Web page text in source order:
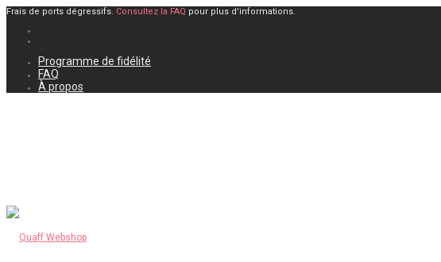
Frais de ports dégressifs. Consultez la FAQ pour plus d'informations.
Programme de fidélité
FAQ
À propos